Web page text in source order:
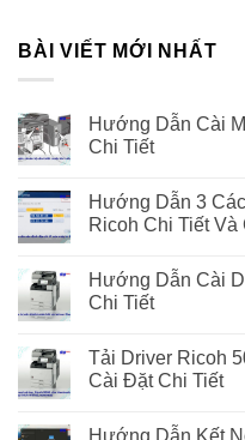
BÀI VIẾT MỚI NHẤT
Hướng Dẫn Cài
Chi Tiết
Hướng Dẫn 3
Ricoh Chi Tiết Và
Hướng Dẫn Cài
Chi Tiết
Tải Driver Ricoh
Cài Đặt Chi Tiết